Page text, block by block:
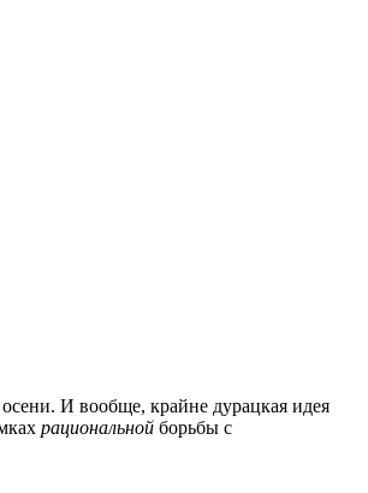
И вообще, крайне дурацкая идея
рациональной борьбы с